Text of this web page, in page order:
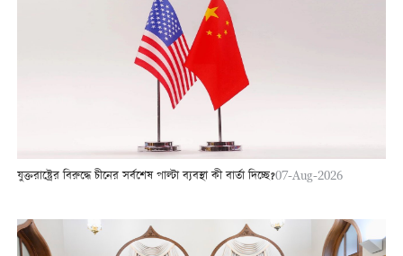
যুক্তরাষ্ট্রের বিরুদ্ধে চীনের সর্বশেষ পাল্টা ব্যবস্থা কী বার্তা দিচ্ছে?07-Aug-2026